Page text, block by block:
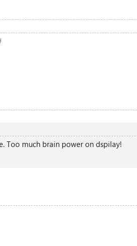
Too much brain power on dspilay!